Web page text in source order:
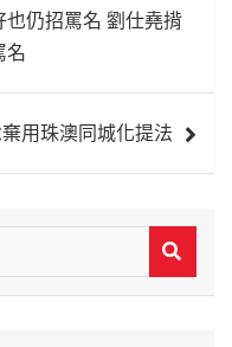
仍招罵名 劉仕堯揹
名
用珠澳同城化提法